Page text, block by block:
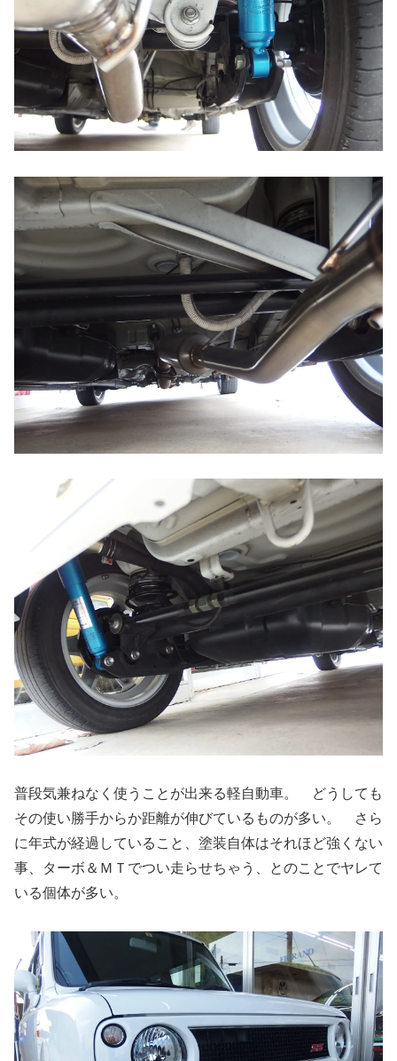
普段気兼ねなく使うことが出来る軽自動車。 どうしても
その使い勝手からか距離が伸びているものが多い。 さら
に年式が経過していること、塗装自体はそれほど強くない
事、ターボ＆ＭＴでつい走らせちゃう、とのことでヤレて
いる個体が多い。